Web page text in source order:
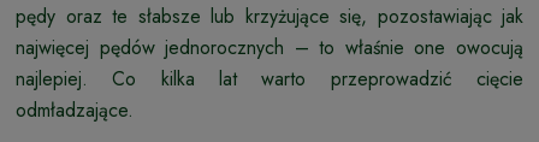
pędy oraz te słabsze lub krzyżujące się, pozostawiając jak
najwięcej pędów jednorocznych – to właśnie one owocują
najlepiej. Co kilka lat warto przeprowadzić cięcie
odmładzające.